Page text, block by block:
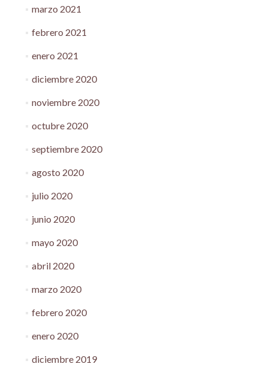
marzo 2021
febrero 2021
enero 2021
diciembre 2020
noviembre 2020
octubre 2020
septiembre 2020
agosto 2020
julio 2020
junio 2020
mayo 2020
abril 2020
marzo 2020
febrero 2020
enero 2020
diciembre 2019